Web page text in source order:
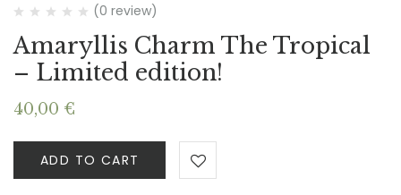
(0 review)
Amaryllis Charm The Tropical
– Limited edition!
40,00 €
ADD TO CART